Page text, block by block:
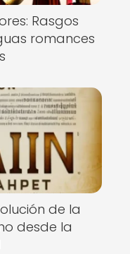
Rasgos
romances
de la
desde la